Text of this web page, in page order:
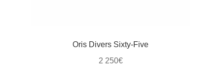
Oris Divers Sixty-Five
2 250€